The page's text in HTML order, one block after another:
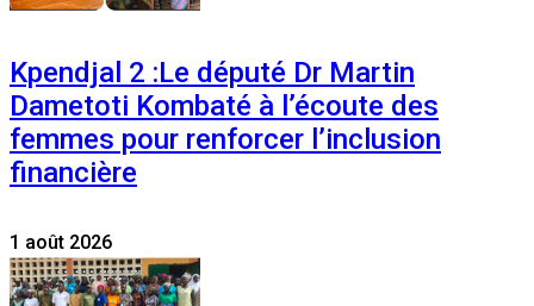
Kpendjal 2 :Le député Dr Martin
Dametoti Kombaté à l’écoute des
femmes pour renforcer l’inclusion
financière
1 août 2026